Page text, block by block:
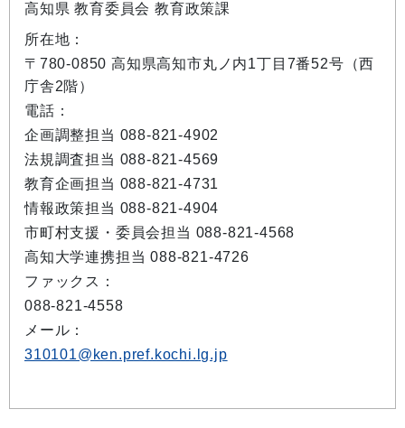
高知県 教育委員会 教育政策課
所在地：
〒780-0850 高知県高知市丸ノ内1丁目7番52号（西
庁舎2階）
電話：
企画調整担当 088-821-4902
法規調査担当 088-821-4569
教育企画担当 088-821-4731
情報政策担当 088-821-4904
市町村支援・委員会担当 088-821-4568
高知大学連携担当 088-821-4726
ファックス：
088-821-4558
メール：
310101@ken.pref.kochi.lg.jp